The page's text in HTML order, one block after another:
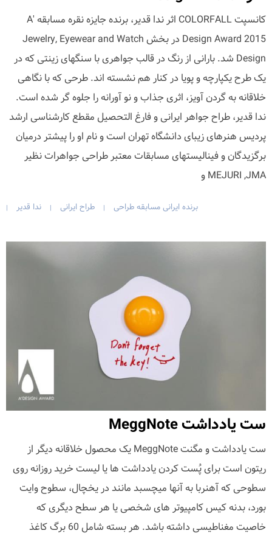
کانسپت COLORFALL اثر ندا قدیر، برنده جایزه نقره مسابقه A'
Design Award 2015 در بخش Jewelry, Eyewear and Watch
Design شد. بارانی از رنگ در قالب جواهری با سنگهای زینتی که در
یک طرح یکپارچه و پویا در کنار هم نشسته اند. طرحی که با نگاهی
خلاقانه به گردن آویز، اثری جذاب و نو آورانه را جلوه گر شده است.
ندا قدیر، طراح جواهر ایرانی و فارغ التحصیل مقطع کارشناسی ارشد
پردیس هنرهای زیبای دانشگاه تهران است و نام او را پیشتر درمیان
برگزیدگان و فینالیستهای مسابقات معتبر طراحی جواهرات نظیر
MEJURI ,JMA و
برنده ایرانی مسابقه طراحی | طراح ایرانی | ندا قدیر |
ست یادداشت MeggNote
ست یادداشت و مگنت MeggNote یک محصول خلاقانه دیگر از
ریتون است برای پُست کردن یادداشت ها یا لیست خرید روزانه روی
سطوحی که آهنربا به آنها میچسبد مانند در یخچال، سطوح وایت
بورد، بدنه کیس کامپیوتر های شخصی یا هر سطح دیگری که
خاصیت مغناطیسی داشته باشد. هر بسته شامل 60 برگ کاغذ